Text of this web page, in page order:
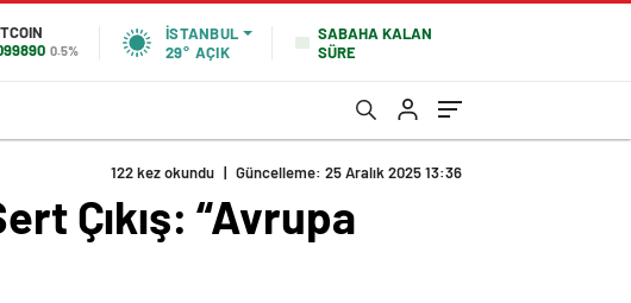
0.5%
İSTANBUL
29° AÇIK
SABAHA KALAN
SÜRE
122 kez okundu | Güncelleme: 25 Aralık 2025 13:36
Çıkış: “Avrupa